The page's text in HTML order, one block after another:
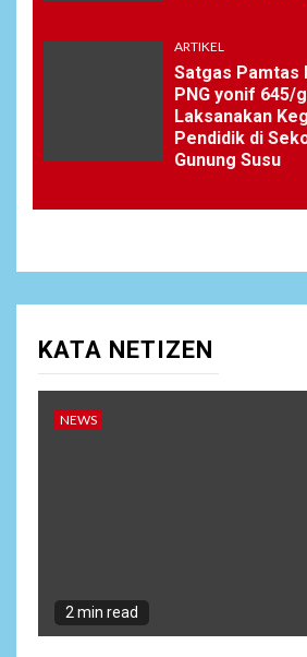
ARTIKEL
Satgas Pamtas
PNG yonif 645/
Laksanakan
Pendidik di
Gunung Susu
KATA NETIZEN
NEWS
2 min read